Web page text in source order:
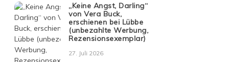
„Keine Angst, Darling“
von Vera Buck,
erschienen bei Lübbe
(unbezahlte Werbung,
Rezensionsexemplar)
27. Juli 2026